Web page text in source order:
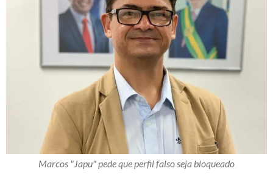
Marcos "Japu" pede que perfil falso seja bloqueado